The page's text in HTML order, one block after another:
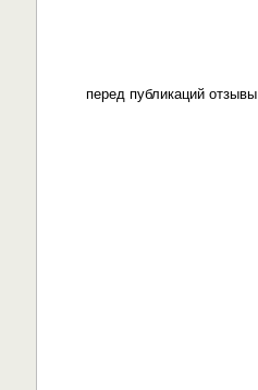
перед публикаций